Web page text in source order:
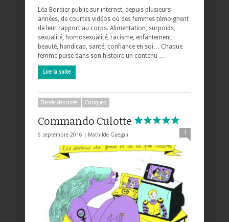
Léa Bordier publie sur internet, depuis plusieurs
années, de courtes vidéos où des femmes témoignent
de leur rapport au corps. Alimentation, surpoids,
sexualité, homosexualité, racisme, enfantement,
beauté, handicap, santé, confiance en soi… Chaque
femme puise dans son histoire un contenu …
Lire la suite
Bande dessinée Critiques
Commando Culotte
6 septembre 2016 | Mathilde Guegan 1